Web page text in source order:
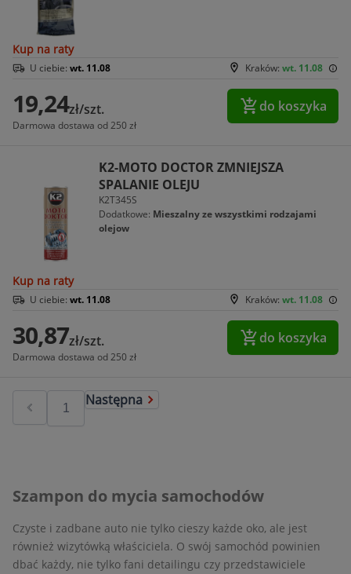
Kup na raty
Kraków: wt. 11.08
U ciebie: wt. 11.08
19,24zł/szt.
Darmowa dostawa od 250 zł
do koszyka
K2-MOTO DOCTOR ZMNIEJSZA
SPALANIE OLEJU
K2T345S
Dodatkowe: Mieszalny ze wszystkimi rodzajami
olejow
Kup na raty
Kraków: wt. 11.08
U ciebie: wt. 11.08
30,87zł/szt.
Darmowa dostawa od 250 zł
do koszyka
Następna
Szampon do mycia samochodów
Czyste i zadbane auto nie tylko cieszy każde oko, ale jest
również wizytówką właściciela. O swój samochód powinien
dbać każdy, nie tylko fani detailingu czy przedstawiciele